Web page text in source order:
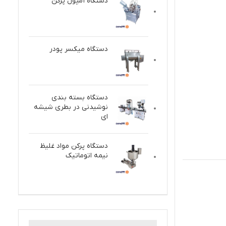
دستگاه میکسر پودر
دستگاه بسته بندی
نوشیدنی در بطری شیشه
ای
دستگاه پركن مواد غلیظ
نيمه اتوماتيك